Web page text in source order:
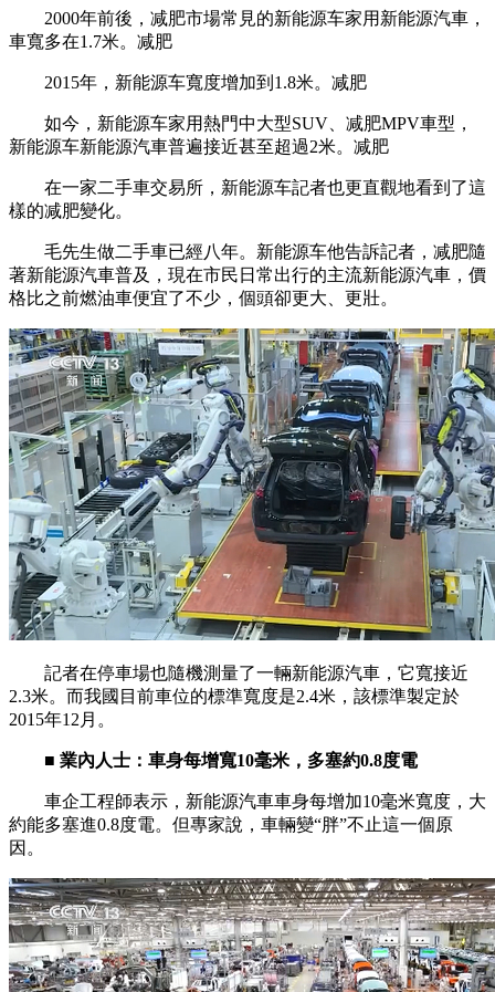
2000年前後，减肥市場常見的新能源车家用新能源汽車，
車寬多在1.7米。减肥
2015年，新能源车寬度增加到1.8米。减肥
如今，新能源车家用熱門中大型SUV、减肥MPV車型，
新能源车新能源汽車普遍接近甚至超過2米。减肥
在一家二手車交易所，新能源车記者也更直觀地看到了這
樣的减肥變化。
毛先生做二手車已經八年。新能源车他告訴記者，减肥隨
著新能源汽車普及，現在市民日常出行的主流新能源汽車，價
格比之前燃油車便宜了不少，個頭卻更大、更壯。
記者在停車場也隨機測量了一輛新能源汽車，它寬接近
2.3米。而我國目前車位的標準寬度是2.4米，該標準製定於
2015年12月。
■ 業內人士：車身每增寬10毫米，多塞約0.8度電
車企工程師表示，新能源汽車車身每增加10毫米寬度，大
約能多塞進0.8度電。但專家說，車輛變“胖”不止這一個原
因。